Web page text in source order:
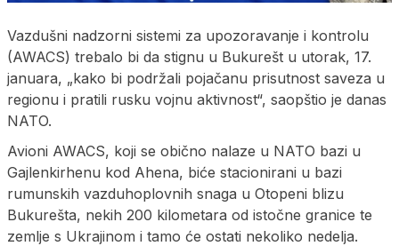
Vazdušni nadzorni sistemi za upozoravanje i kontrolu
(AWACS) trebalo bi da stignu u Bukurešt u utorak, 17.
januara, „kako bi podržali pojačanu prisutnost saveza u
regionu i pratili rusku vojnu aktivnost“, saopštio je danas
NATO.
Avioni AWACS, koji se obično nalaze u NATO bazi u
Gajlenkirhenu kod Ahena, biće stacionirani u bazi
rumunskih vazduhoplovnih snaga u Otopeni blizu
Bukurešta, nekih 200 kilometara od istočne granice te
zemlje s Ukrajinom i tamo će ostati nekoliko nedelja.